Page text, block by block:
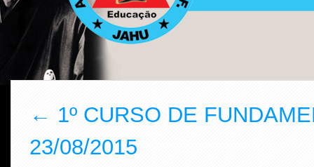
← 1º CURSO DE
23/08/2015